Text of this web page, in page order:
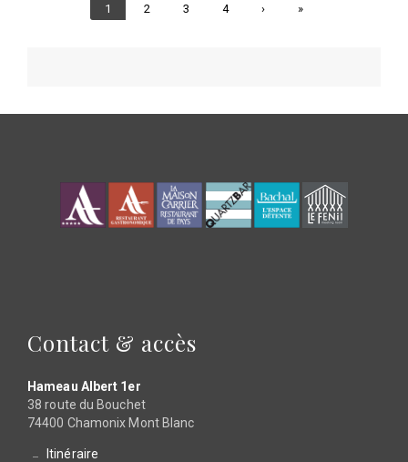
Page
1 Page
2 Page
3 Page
4
Page
›
Dernière
»
Contact & accès
Hameau Albert 1er
38 route du Bouchet
74400 Chamonix Mont Blanc
Itinéraire